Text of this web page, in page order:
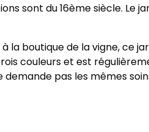
sont du 16ème siècle. Le
la boutique de la vigne, ce
couleurs et est
pas les mêmes